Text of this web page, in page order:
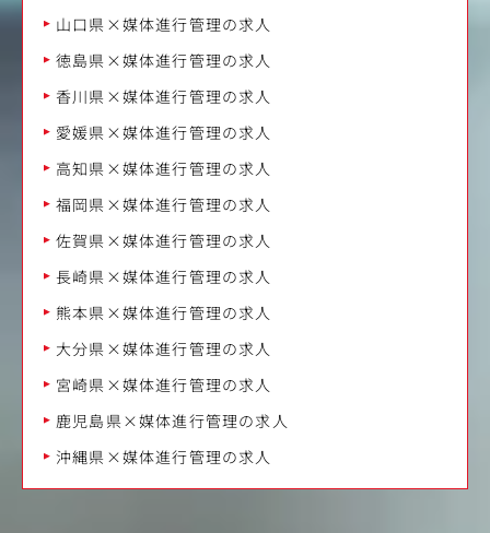
山口県×媒体進行管理の求人
徳島県×媒体進行管理の求人
香川県×媒体進行管理の求人
愛媛県×媒体進行管理の求人
高知県×媒体進行管理の求人
福岡県×媒体進行管理の求人
佐賀県×媒体進行管理の求人
長崎県×媒体進行管理の求人
熊本県×媒体進行管理の求人
大分県×媒体進行管理の求人
宮崎県×媒体進行管理の求人
鹿児島県×媒体進行管理の求人
沖縄県×媒体進行管理の求人